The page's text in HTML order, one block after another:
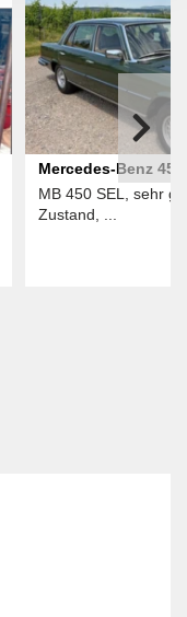
Mercedes-Benz 450
MB 450 SEL, sehr
Zustand, ...